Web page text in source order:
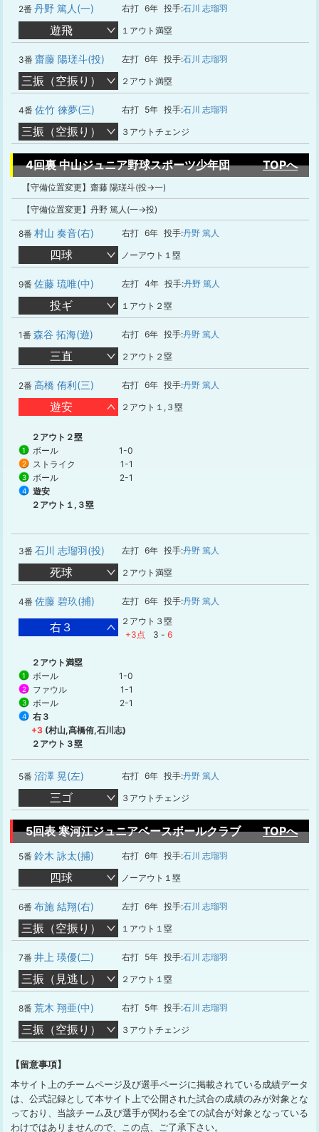
2番 丹野 篤人(一) 右打 6年 投手:石川 志瑠羽
遊飛 １アウト満塁
3番 齋藤 陽瑳斗(投) 左打 6年 投手:石川 志瑠羽
三振（空振り） ２アウト満塁
4番 佐竹 徠夢(三) 右打 5年 投手:石川 志瑠羽
三振（空振り） ３アウトチェンジ
4回裏 中山ジュニア野球スポーツ少年団 TOPへ
【守備位置変更】齋藤 陽瑳斗(投→一)
【守備位置変更】丹野 篤人(一→投)
8番 村山 奏音(右) 右打 6年 投手:丹野 篤人
四球 ノーアウト１塁
9番 佐藤 琉唯(中) 左打 4年 投手:丹野 篤人
投ギ １アウト２塁
1番 森谷 拓海(遊) 右打 6年 投手:丹野 篤人
三直 ２アウト２塁
2番 高橋 侑利(三) 右打 6年 投手:丹野 篤人
遊安 ２アウト１,３塁
２アウト２塁
1 ボール 1-0
2 ストライク 1-1
3 ボール 2-1
4
遊安
２アウト１,３塁
3番 石川 志瑠羽(投) 左打 6年 投手:丹野 篤人
死球 ２アウト満塁
4番 佐藤 碧玖(捕) 左打 6年 投手:丹野 篤人
右３
２アウト３塁
+3点
3 - 6
２アウト満塁
1 ボール 1-0
2 ファウル 1-1
3 ボール 2-1
4
右３
+3 (村山,髙橋侑,石川志)
２アウト３塁
5番 沼澤 晃(左) 右打 6年 投手:丹野 篤人
三ゴ ３アウトチェンジ
5回表 寒河江ジュニアベースボールクラブ TOPへ
5番 鈴木 詠太(捕) 右打 6年 投手:石川 志瑠羽
四球 ノーアウト１塁
6番 布施 結翔(右) 左打 6年 投手:石川 志瑠羽
三振（空振り） １アウト１塁
7番 井上 瑛優(二) 右打 5年 投手:石川 志瑠羽
三振（見逃し） ２アウト１塁
8番 荒木 翔亜(中) 右打 5年 投手:石川 志瑠羽
三振（空振り） ３アウトチェンジ
【留意事項】
本サイト上のチームページ及び選手ページに掲載されている成績データ
は、公式記録として本サイト上で公開された試合の成績のみが対象とな
っており、当該チーム及び選手が関わる全ての試合が対象となっている
わけではありませんので、この点、ご了承下さい。